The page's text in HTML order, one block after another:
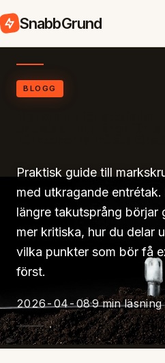
SnabbGrund
BLOGG
Praktisk guide till
med utkragande
längre takutsprång börjar
mer kritiska, hur du delar
vilka punkter som bör få
först.
2026-04-089 min läsning